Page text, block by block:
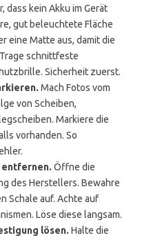
dass kein Akku im Gerät
gut beleuchtete Fläche
eine Matte aus, damit die
schnittfeste
Sicherheit zuerst.
Mach Fotos vom
von Scheiben,
Markiere die
vorhanden. So
entfernen. Öffne die
des Herstellers. Bewahre
Schale auf. Achte auf
Löse diese langsam.
lösen. Halte die